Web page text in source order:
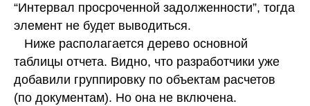
“Интервал просроченной задолженности”, тогда
элемент не будет выводиться.
Ниже располагается дерево основной
таблицы отчета. Видно, что разработчики уже
добавили группировку по объектам расчетов
(по документам). Но она не включена.